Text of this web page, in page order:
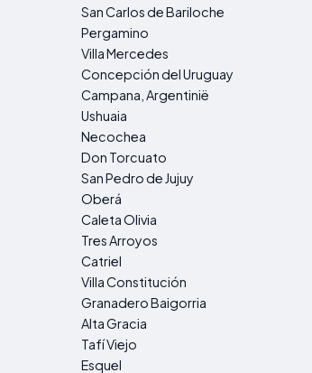
San Carlos de Bariloche
Pergamino
Villa Mercedes
Concepción del Uruguay
Campana, Argentinië
Ushuaia
Necochea
Don Torcuato
San Pedro de Jujuy
Oberá
Caleta Olivia
Tres Arroyos
Catriel
Villa Constitución
Granadero Baigorria
Alta Gracia
Tafí Viejo
Esquel